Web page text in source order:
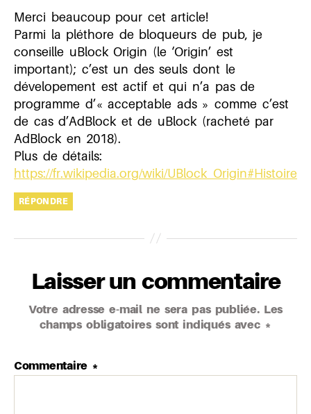
Merci beaucoup pour cet article!
Parmi la pléthore de bloqueurs de pub, je
conseille uBlock Origin (le ‘Origin’ est
important); c’est un des seuls dont le
dévelopement est actif et qui n’a pas de
programme d’« acceptable ads » comme c’est
de cas d’AdBlock et de uBlock (racheté par
AdBlock en 2018).
Plus de détails:
https://fr.wikipedia.org/wiki/UBlock_Origin#Histoire
RÉPONDRE
Laisser un commentaire
Votre adresse e-mail ne sera pas publiée. Les
champs obligatoires sont indiqués avec *
Commentaire *